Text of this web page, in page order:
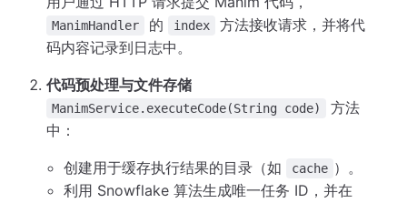
ManimHandler 的 index
方法接收请求，并将代
码内容记录到日志中。
代码预处理与文件存储
ManimService.executeCode(String code)
方法
中：
创建用于缓存执行结果的目录（如 cache ）。
利用 Snowflake 算法生成唯一任务 ID，并在